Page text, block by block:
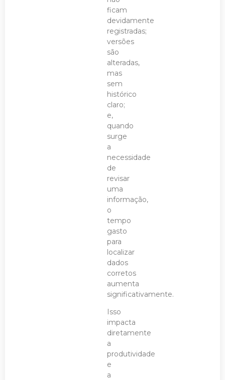
ficam
devidamente
registradas;
versões
são
alteradas,
mas
sem
histórico
claro;
e,
quando
surge
a
necessidade
de
revisar
uma
informação,
o
tempo
gasto
para
localizar
dados
corretos
aumenta
significativamente.
Isso
impacta
diretamente
a
produtividade
e
a